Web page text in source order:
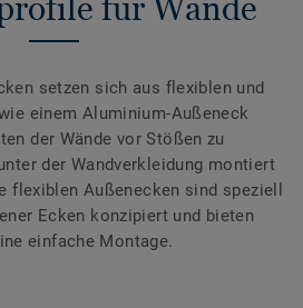
für Wände
setzen sich aus flexiblen und
einem Aluminium-Außeneck
der Wände vor Stößen zu
der Wandverkleidung montiert
flexiblen Außenecken sind speziell
Ecken konzipiert und bieten
einfache Montage.